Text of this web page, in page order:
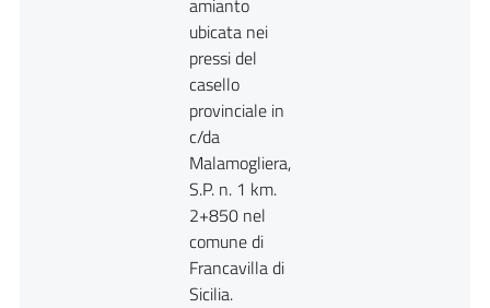
amianto
ubicata nei
pressi del
casello
provinciale in
c/da
Malamogliera,
S.P. n. 1 km.
2+850 nel
comune di
Francavilla di
Sicilia.